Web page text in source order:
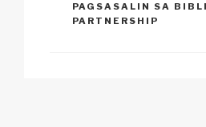
PAGSASALIN SA
PARTNERSHIP